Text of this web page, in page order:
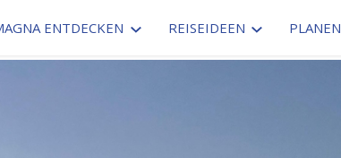
ENTDECKEN REISEIDEEN PLANEN